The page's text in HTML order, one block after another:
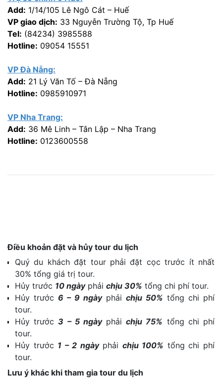
Add: 1/14/105 Lê Ngô Cát – Huế
VP giao dịch: 33 Nguyễn Trường Tộ, Tp Huế
Tel: (84234) 3985588
Hotline: 09054 15551
VP Đà Nẵng:
Add: 21 Lý Văn Tố – Đà Nẵng
Hotline: 0985910971
VP Nha Trang:
Add: 36 Mê Linh – Tân Lập – Nha Trang
Hotline: 0123600558
Điều khoản đặt và hủy tour du lịch
Quý du khách đặt tour phải đặt cọc trước ít nhất
30% tổng giá trị tour.
Hủy trước 10 ngàyphải chịu 30% tổng chi phí tour.
Hủy trước 6 – 9 ngàyphải chịu 50% tổng chi phí
tour.
Hủy trước3 – 5 ngàyphảichịu 75% tổng chi phí
tour.
Hủy trước 1 – 2 ngàyphải chịu 100% tổng chi phí
tour.
Lưu ý khác khi tham gia tour du lịch